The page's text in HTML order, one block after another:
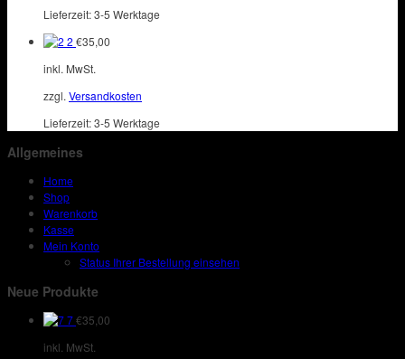
Lieferzeit:3-5 Werktage
2 €35,00
inkl. MwSt.
zzgl. Versandkosten
Lieferzeit:3-5 Werktage
Allgemeines
Home
Shop
Warenkorb
Kasse
Mein Konto
Status Ihrer Bestellung einsehen
Neue Produkte
7€35,00
inkl. MwSt.